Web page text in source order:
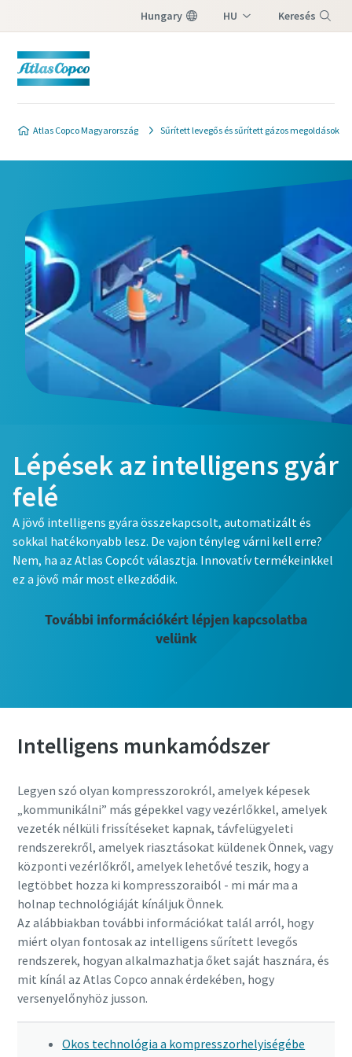
Hungary HU Keresés
Atlas Copco Magyarország Sűrített levegős és sűrített gázos megoldások
Lépések az intelligens gyár
felé
A jövő intelligens gyára összekapcsolt, automatizált és
sokkal hatékonyabb lesz. De vajon tényleg várni kell erre?
Nem, ha az Atlas Copcót választja. Innovatív termékeinkkel
ez a jövő már most elkezdődik.
További információkért lépjen kapcsolatba
velünk
Intelligens munkamódszer
Legyen szó olyan kompresszorokról, amelyek képesek
„kommunikálni” más gépekkel vagy vezérlőkkel, amelyek
vezeték nélküli frissítéseket kapnak, távfelügyeleti
rendszerekről, amelyek riasztásokat küldenek Önnek, vagy
központi vezérlőkről, amelyek lehetővé teszik, hogy a
legtöbbet hozza ki kompresszoraiból - mi már ma a
holnap technológiáját kínáljuk Önnek.
Az alábbiakban további információkat talál arról, hogy
miért olyan fontosak az intelligens sűrített levegős
rendszerek, hogyan alkalmazhatja őket saját hasznára, és
mit kínál az Atlas Copco annak érdekében, hogy
versenyelőnyhöz jusson.
Okos technológia a kompresszorhelyiségébe